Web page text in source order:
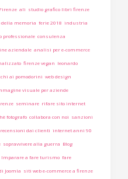
ali studio grafico libri firenze
della memoria ferie 2018 industria
professionale consulenza
aziendale analisi per e-commerce
firenze vegan leonardo
ai pomodorini web design
visuale per aziende
seminare rifare sito internet
fotografo collabora con noi sanzioni
recensioni dai clienti internet anni 90
sopravvivere alla guerra Blog
Imparare a fare turismo fare
Joomla siti web e-commerce a firenze